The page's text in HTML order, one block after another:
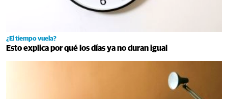
¿El tiempo vuela?
Esto explica por qué los días ya no duran igual